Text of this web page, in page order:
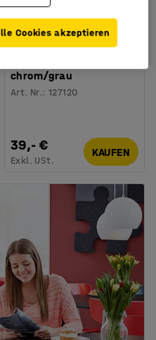
chrom/grau
Art. Nr.:127120
39,- €
Exkl. USt.
KAUFEN
Cookies akzeptieren